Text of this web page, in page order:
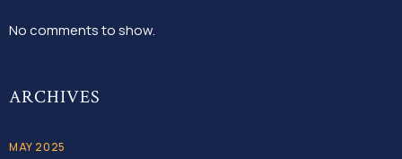
No comments to show.
ARCHIVES
MAY 2025